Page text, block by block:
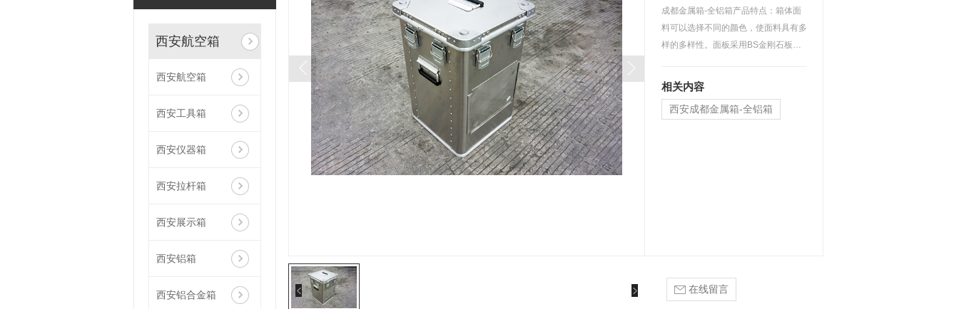
西安航空箱
西安航空箱
西安工具箱
西安仪器箱
西安拉杆箱
西安展示箱
西安铝箱
西安铝合金箱
成都金属箱-全铝箱产品特点：箱体面
料可以选择不同的颜色，使面料具有多
样的多样性。面板采用BS金刚石板，
相关内容
西安成都金属箱-全铝箱
在线留言